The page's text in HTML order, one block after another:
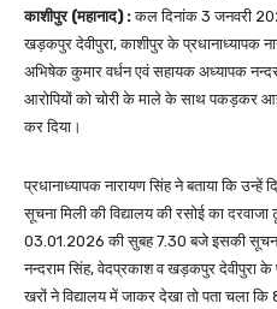
काशीपुर (महानाद) :कल दिनांक 3 जनवरी
खड़कपुर देवीपुरा, काशीपुर के प्रधानाध्यापक
अभिषेक कुमार वर्धन एवं सहायक अध्यापक
आरोपियों को चोरी के माले के साथ पकड़कर
कर दिया।
प्रधानाध्यापक नारायण सिंह ने बताया कि उन्हें
सूचना मिली की विद्यालय की रसोई का
03.01.2026 की सुबह 7.30 बजे इसकी सूचना
नन्दराम सिंह, वेदप्रकाश व खड़कपुर देवीपुरा के
खरों ने विद्यालय में जाकर देखा तो पता चला